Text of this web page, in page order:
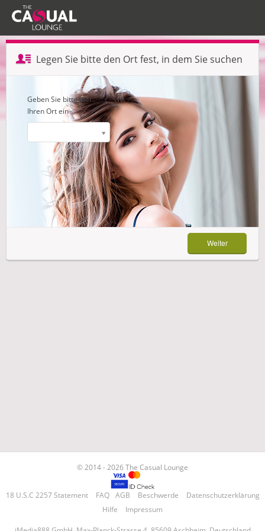
Profil erstellen — Schritt 1 von 3
Legen Sie bitte den Ort fest, in dem Sie suchen
Weiter
Geben Sie bitte hier
Ihren Ort ein
Weiter
© 2014 - 2026 The Casual Lounge
18 U.S.C 2257 Statement FAQ AGB Beschwerde
Datenschutzerklärung
Hilfe
Impressum